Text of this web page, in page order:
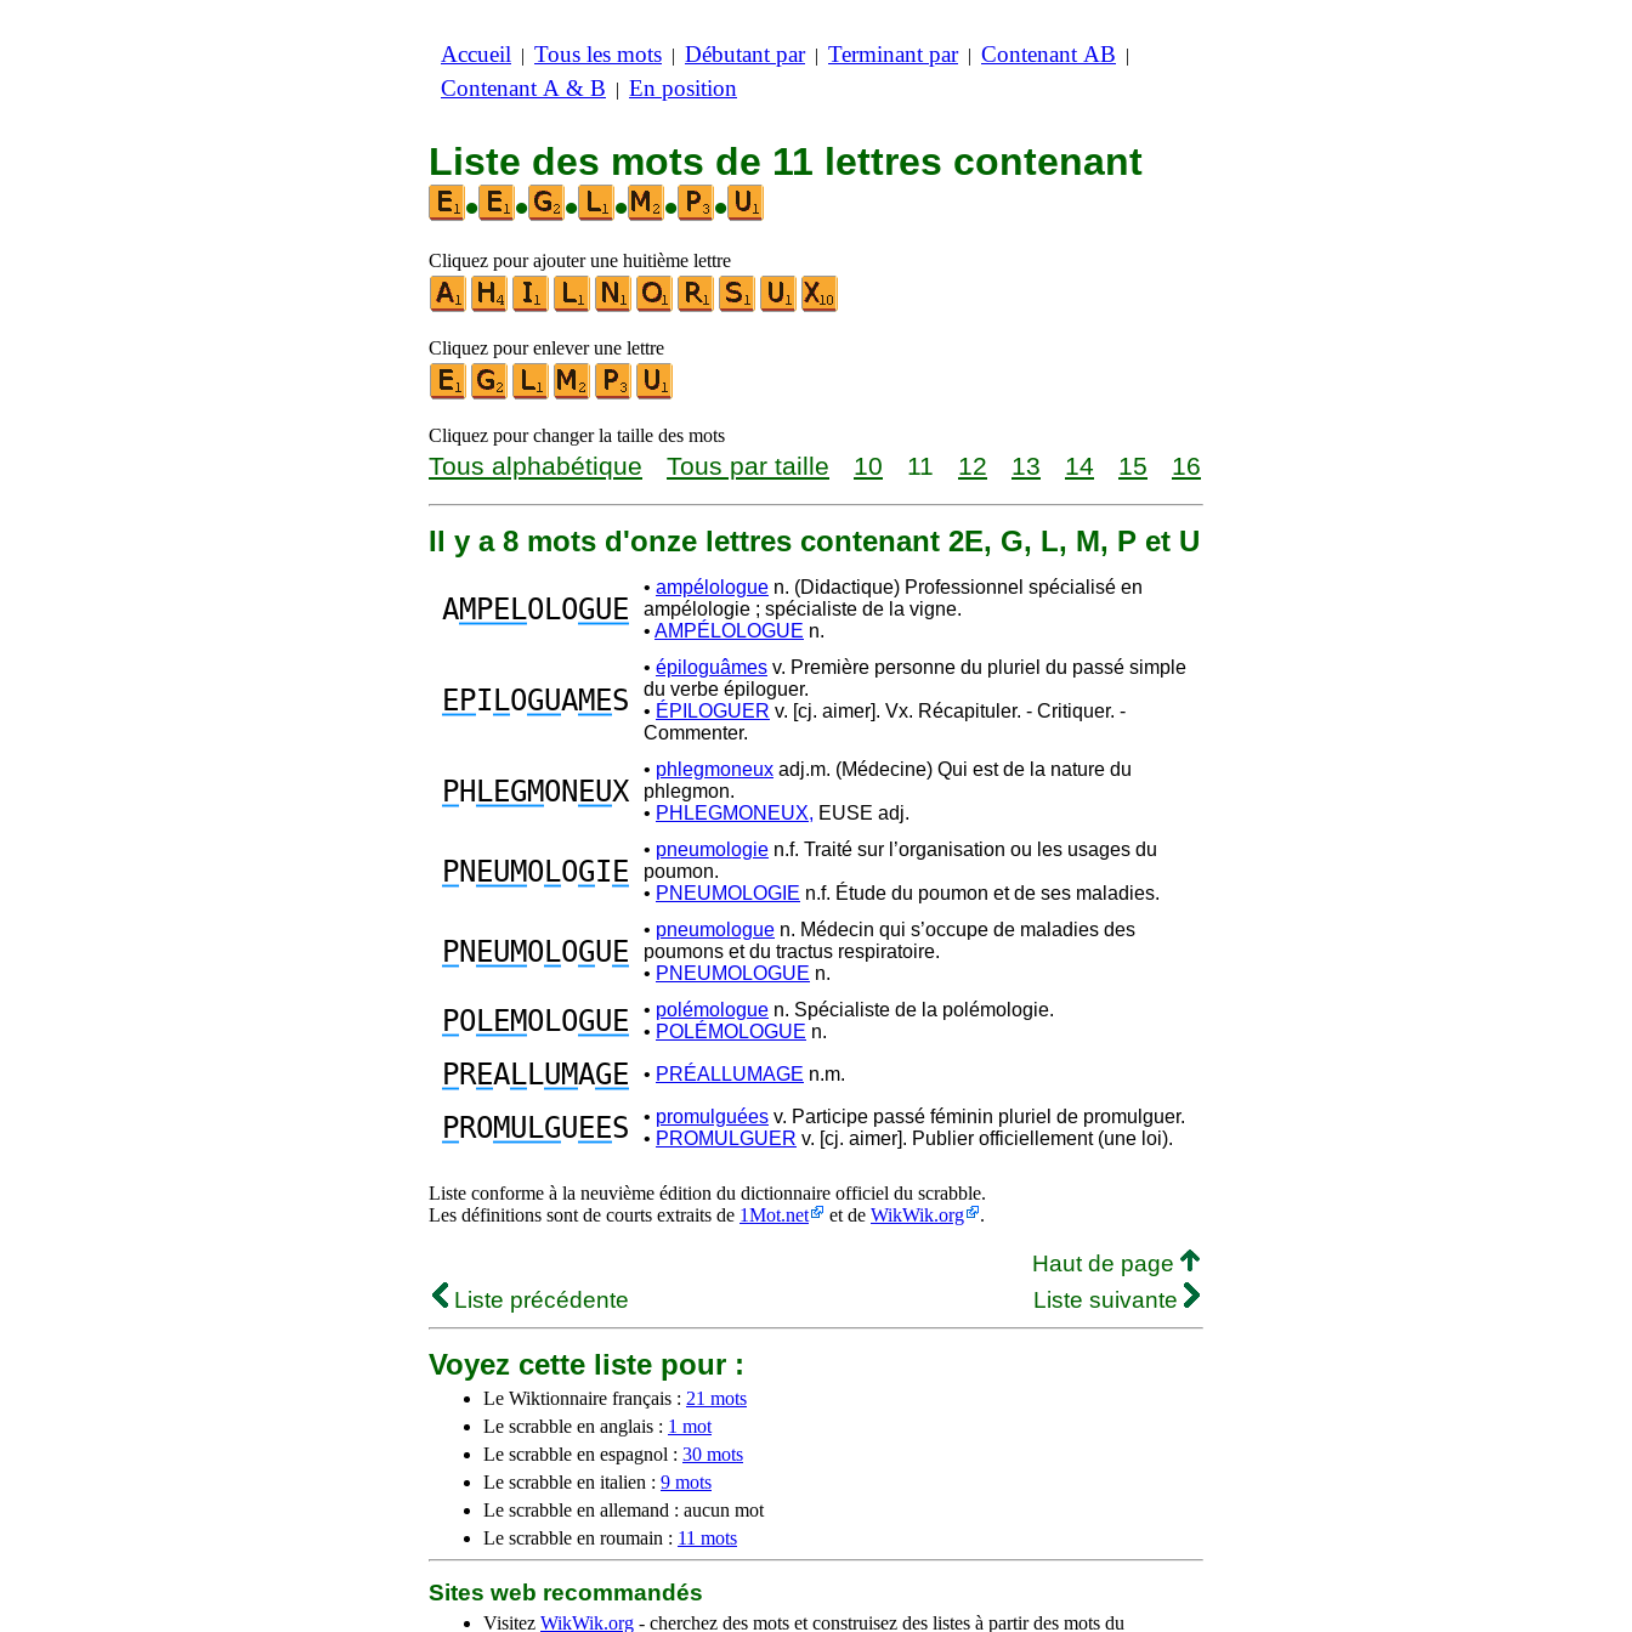
Accueil | Tous les mots | Débutant par| Terminant par| Contenant AB |
Contenant A & B | En position
Liste des mots de 11 lettres contenant
•
• • • • •
Cliquez pour ajouter une huitième lettre
Cliquez pour enlever une lettre
Cliquez pour changer la taille des mots
Tous alphabétique Tous par taille 10 11 12 13 14 15 16
Il y a 8 mots d'onze lettres contenant 2E, G, L, M, P et U
AMPELOLOGUE
• ampélologue n. (Didactique) Professionnel spécialisé en
ampélologie ; spécialiste de la vigne.
• AMPÉLOLOGUE n.
EPI LOGUAMES
• épiloguâmes v. Première personne du pluriel du passé simple
du verbe épiloguer.
• ÉPILOGUER v. [cj. aimer]. Vx. Récapituler. - Critiquer. -
Commenter.
PH LEGMON EUX
• phlegmoneux adj.m. (Médecine) Qui est de la nature du
phlegmon.
• PHLEGMONEUX, EUSE adj.
PN EUMO LOGI E
• pneumologie n.f. Traité sur l’organisation ou les usages du
poumon.
• PNEUMOLOGIE n.f. Étude du poumon et de ses maladies.
PN EUMO LOGUE
• pneumologue n. Médecin qui s’occupe de maladies des
poumons et du tractus respiratoire.
• PNEUMOLOGUE n.
PO LEMOLOGUE • polémologue n. Spécialiste de la polémologie.
• POLÉMOLOGUE n.
PREALLUMAGE • PRÉALLUMAGE n.m.
PROMULGUEES • promulguées v. Participe passé féminin pluriel de promulguer.
• PROMULGUER v. [cj. aimer]. Publier officiellement (une loi).
Liste conforme à la neuvième édition du dictionnaire officiel du scrabble.
Les définitions sont de courts extraits de 1Mot.net et de WikWik.org .
Haut de page
Liste précédente
Liste suivante
Voyez cette liste pour :
Le Wiktionnaire français : 21 mots
Le scrabble en anglais : 1 mot
Le scrabble en espagnol : 30 mots
Le scrabble en italien : 9 mots
Le scrabble en allemand : aucun mot
Le scrabble en roumain : 11 mots
Sites web recommandés
Visitez WikWik.org - cherchez des mots et construisez des listes à partir des mots du